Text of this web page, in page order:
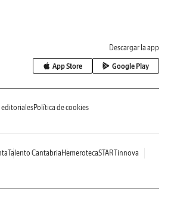
Descargar la app
App Store Google Play
Política de cookies
Talento Cantabria HemerotecaSTARTinnova